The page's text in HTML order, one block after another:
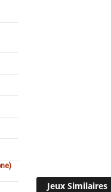
Jeux Similaires